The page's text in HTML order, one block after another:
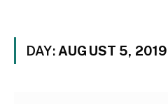
DAY: AUGUST 5, 2019